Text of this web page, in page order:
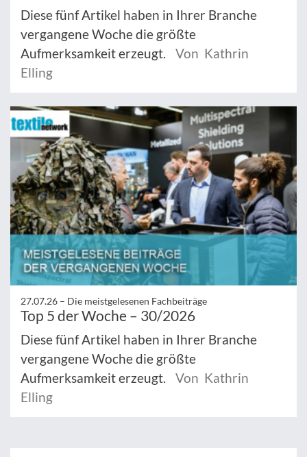
Diese fünf Artikel haben in Ihrer Branche
vergangene Woche die größte
Aufmerksamkeit erzeugt.
Von Kathrin
Elling
27.07.26 – Die meistgelesenen Fachbeiträge
Top 5 der Woche – 30/2026
Diese fünf Artikel haben in Ihrer Branche
vergangene Woche die größte
Aufmerksamkeit erzeugt.
Von Kathrin
Elling